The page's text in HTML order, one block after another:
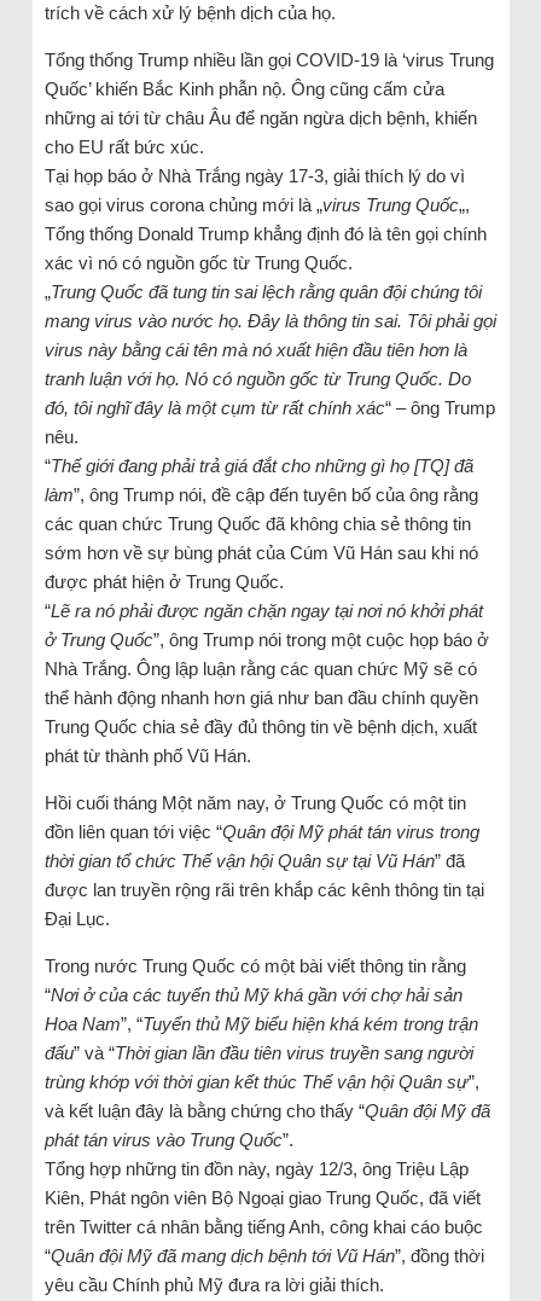
trích về cách xử lý bệnh dịch của họ.
Tổng thống Trump nhiều lần gọi COVID-19 là ‘virus Trung
Quốc’ khiến Bắc Kinh phẫn nộ. Ông cũng cấm cửa
những ai tới từ châu Âu để ngăn ngừa dịch bệnh, khiến
cho EU rất bức xúc.
Tại họp báo ở Nhà Trắng ngày 17-3, giải thích lý do vì
sao gọi virus corona chủng mới là „virus Trung Quốc„,
Tổng thống Donald Trump khẳng định đó là tên gọi chính
xác vì nó có nguồn gốc từ Trung Quốc.
„Trung Quốc đã tung tin sai lệch rằng quân đội chúng tôi
mang virus vào nước họ. Đây là thông tin sai. Tôi phải gọi
virus này bằng cái tên mà nó xuất hiện đầu tiên hơn là
tranh luận với họ. Nó có nguồn gốc từ Trung Quốc. Do
đó, tôi nghĩ đây là một cụm từ rất chính xác“ – ông Trump
nêu.
“Thế giới đang phải trả giá đắt cho những gì họ [TQ] đã
làm”, ông Trump nói, đề cập đến tuyên bố của ông rằng
các quan chức Trung Quốc đã không chia sẻ thông tin
sớm hơn về sự bùng phát của Cúm Vũ Hán sau khi nó
được phát hiện ở Trung Quốc.
“Lẽ ra nó phải được ngăn chặn ngay tại nơi nó khởi phát
ở Trung Quốc”, ông Trump nói trong một cuộc họp báo ở
Nhà Trắng. Ông lập luận rằng các quan chức Mỹ sẽ có
thể hành động nhanh hơn giá như ban đầu chính quyền
Trung Quốc chia sẻ đầy đủ thông tin về bệnh dịch, xuất
phát từ thành phố Vũ Hán.
Hồi cuối tháng Một năm nay, ở Trung Quốc có một tin
đồn liên quan tới việc “Quân đội Mỹ phát tán virus trong
thời gian tổ chức Thế vận hội Quân sự tại Vũ Hán” đã
được lan truyền rộng rãi trên khắp các kênh thông tin tại
Đại Lục.
Trong nước Trung Quốc có một bài viết thông tin rằng
“Nơi ở của các tuyển thủ Mỹ khá gần với chợ hải sản
Hoa Nam”, “Tuyển thủ Mỹ biểu hiện khá kém trong trận
đấu” và “Thời gian lần đầu tiên virus truyền sang người
trùng khớp với thời gian kết thúc Thế vận hội Quân sự”,
và kết luận đây là bằng chứng cho thấy “Quân đội Mỹ đã
phát tán virus vào Trung Quốc”.
Tổng hợp những tin đồn này, ngày 12/3, ông Triệu Lập
Kiên, Phát ngôn viên Bộ Ngoại giao Trung Quốc, đã viết
trên Twitter cá nhân bằng tiếng Anh, công khai cáo buộc
“Quân đội Mỹ đã mang dịch bệnh tới Vũ Hán”, đồng thời
yêu cầu Chính phủ Mỹ đưa ra lời giải thích.